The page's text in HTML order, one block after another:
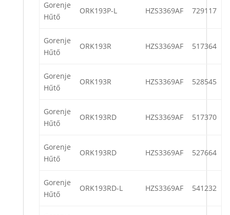
Gorenje
Hűtő
ORK193P-L HZS3369AF 729117
Gorenje
Hűtő
ORK193R HZS3369AF 517364
Gorenje
Hűtő
ORK193R HZS3369AF 528545
Gorenje
Hűtő
ORK193RD HZS3369AF 517370
Gorenje
Hűtő
ORK193RD HZS3369AF 527664
Gorenje
Hűtő
ORK193RD-L HZS3369AF 541232